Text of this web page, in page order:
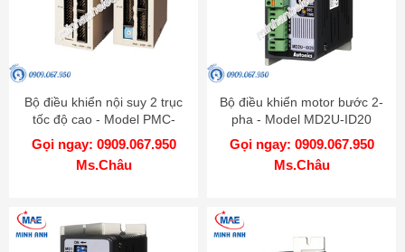
Bộ điều khiển nội suy 2 trục
tốc độ cao - Model PMC-
2HSP
Gọi ngay: 0909.067.950
Ms.Châu
Bộ điều khiển motor bước 2-
pha - Model MD2U-ID20
Gọi ngay: 0909.067.950
Ms.Châu